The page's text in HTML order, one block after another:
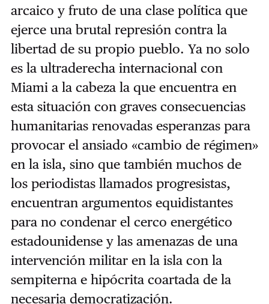
arcaico y fruto de una clase política que
ejerce una brutal represión contra la
libertad de su propio pueblo. Ya no solo
es la ultraderecha internacional con
Miami a la cabeza la que encuentra en
esta situación con graves consecuencias
humanitarias renovadas esperanzas para
provocar el ansiado «cambio de régimen»
en la isla, sino que también muchos de
los periodistas llamados progresistas,
encuentran argumentos equidistantes
para no condenar el cerco energético
estadounidense y las amenazas de una
intervención militar en la isla con la
sempiterna e hipócrita coartada de la
necesaria democratización.